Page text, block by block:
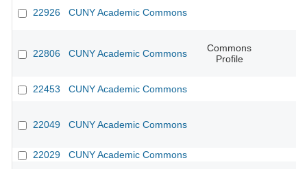
22926 CUNY Academic Commons
22806 CUNY Academic Commons
Commons
Profile
22453 CUNY Academic Commons
22049 CUNY Academic Commons
22029 CUNY Academic Commons